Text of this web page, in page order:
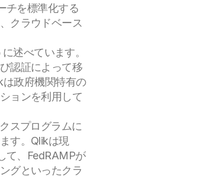
チを標準化する
クラウドベース
述べています。
認証によって移
政府機関特有の
ョンを利用して
スプログラムに
す。Qlikは現
て、FedRAMPが
グといったクラ